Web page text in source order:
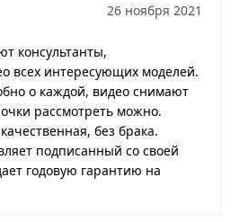
26 ноября 2021
консультанты,
всех интересующих моделей.
о каждой, видео снимают
рассмотреть можно.
без брака.
подписанный со своей
годовую гарантию на